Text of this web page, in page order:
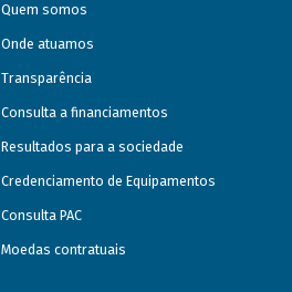
Quem somos
Onde atuamos
Transparência
Consulta a financiamentos
Resultados para a sociedade
Credenciamento de Equipamentos
Consulta PAC
Moedas contratuais